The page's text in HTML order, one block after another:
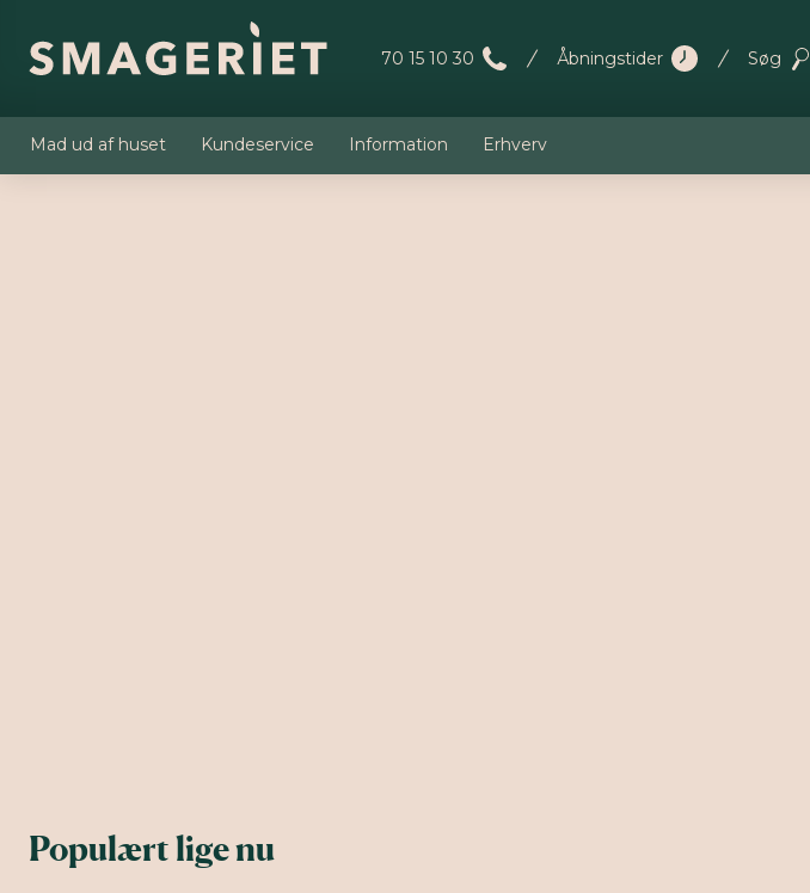
70 15 10 30 Åbningstider Søg
Mad ud af huset Kundeservice Information Erhverv
Populært lige nu